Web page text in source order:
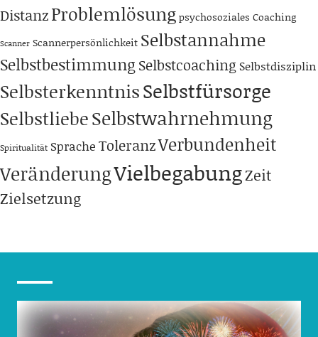
DistanzProblemlösungpsychosoziales Coaching
Scanner Scannerpersönlichkeit Selbstannahme
Selbstbestimmung Selbstcoaching Selbstdisziplin
SelbsterkenntnisSelbstfürsorge
SelbstliebeSelbstwahrnehmung
Spiritualität Sprache ToleranzVerbundenheit
VeränderungVielbegabungZeit
Zielsetzung